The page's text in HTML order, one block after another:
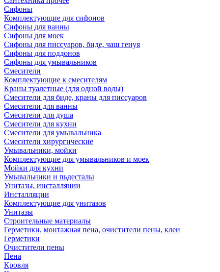
Сифоны
Комплектующие для сифонов
Сифоны для ванны
Сифоны для моек
Сифоны для писсуаров, биде, чаш генуя
Сифоны для поддонов
Сифоны для умывальников
Смесители
Комплектующие к смесителям
Краны туалетные (для одной воды)
Смесители для биде, краны для писсуаров
Смесители для ванны
Смесители для душа
Смесители для кухни
Смесители для умывальника
Смесители хирургические
Умывальники, мойки
Комплектующие для умывальников и моек
Мойки для кухни
Умывальники и пьдесталы
Унитазы, инсталляции
Инсталляции
Комплектующие для унитазов
Унитазы
Строительные материалы
Герметики, монтажная пена, очистители пены, клеи
Герметики
Очистители пены
Пена
Кровля